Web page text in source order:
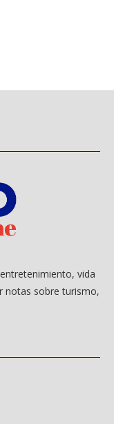
vida
notas sobre turismo,